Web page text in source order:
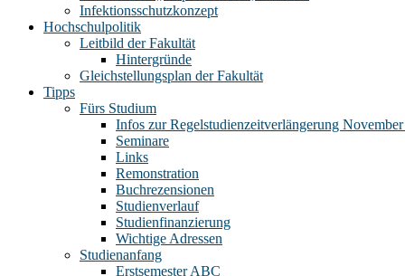
Infektionsschutzkonzept
Hochschulpolitik
Leitbild der Fakultät
Hintergründe
Gleichstellungsplan der Fakultät
Tipps
Fürs Studium
Infos zur Regelstudienzeitverlängerung
Seminare
Links
Remonstration
Buchrezensionen
Studienverlauf
Studienfinanzierung
Wichtige Adressen
Studienanfang
Erstsemester ABC